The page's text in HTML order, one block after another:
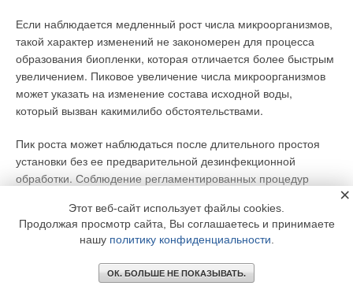
Если наблюдается медленный рост числа микроорганизмов,
такой характер изменений не закономерен для процесса
образования биопленки, которая отличается более быстрым
увеличением. Пиковое увеличение числа микроорганизмов
может указать на изменение состава исходной воды,
который вызван какимилибо обстоятельствами.
Пик роста может наблюдаться после длительного простоя
установки без ее предварительной дезинфекционной
обработки. Соблюдение регламентированных процедур
растворов химических реагентов (в том числе и растворов
биоцидов), проводимых в процессе эксплуатации
мембранной установки очистки воды, будет гарантом
микробиологического благополучия.
Этот веб-сайт использует файлы cookies.
Продолжая просмотр сайта, Вы соглашаетесь и принимаете
нашу политику конфиденциальности
ОК. БОЛЬШЕ НЕ ПОКАЗЫВАТЬ.
×